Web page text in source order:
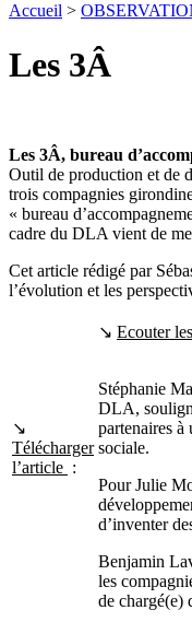
Accueil >
Les 3Â
Les 3Â, bureau
Outil de production et de
trois compagnies
« bureau
cadre du DLA vient de
Cet article rédigé par
l’évolution et les
↘
Télécharger
l’article :
↘ Ecouter
Stéphanie
DLA,
partenaires à
sociale.
Pour Julie
d’inventer
Benjamin
les
de chargé(e)